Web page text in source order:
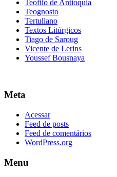
Teofilo de Antioquia
Teognosto
Tertuliano
Textos Litúrgicos
Tiago de Saroug
Vicente de Lerins
Youssef Bousnaya
Meta
Acessar
Feed de posts
Feed de comentários
WordPress.org
Menu